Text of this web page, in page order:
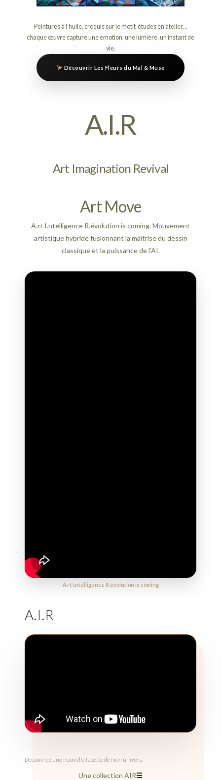
Peintures à l’huile, croquis sur le motif, études en atelier…
chaque œuvre capture une émotion, une lumière, un instant de
vie.
Découvrir Les Fleurs du Mal & Muse
A.I.R
Art Imagination Revival
Art Move
A.rt I.ntelligence R.évolution is coming. Mouvement
artistique hybride fusionnant la maîtrise du dessin
classique et la puissance de l’AI.
A.rt I.ntelligence R.évolution is coming
A.I.R
Découvrez une nouvelle facette de mon univers.
Une collection AIR☰